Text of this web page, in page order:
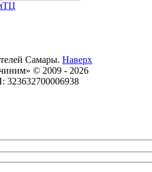
ТЦ
Самары. Наверх
© 2009 - 2026